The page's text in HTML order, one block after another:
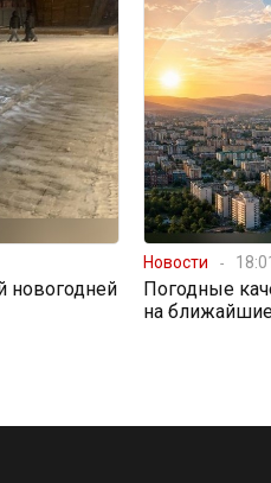
новогодней
Новости 18:01
Погодные
на